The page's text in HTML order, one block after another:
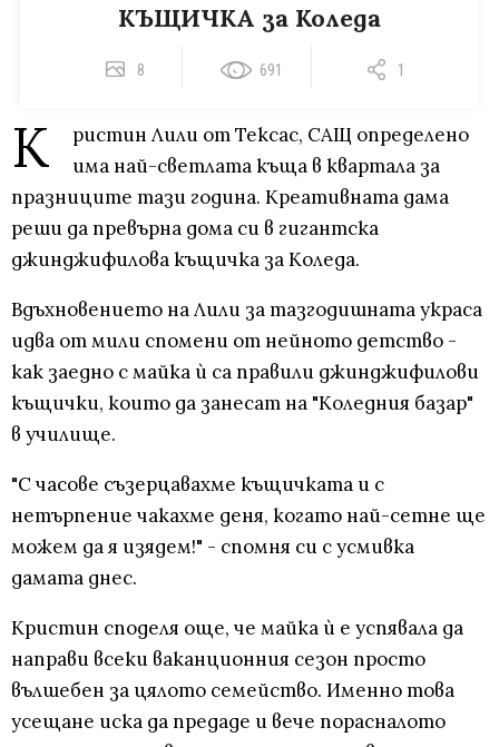
КЪЩИЧКА за Коледа
8 691 1
К
ристин Лили от Тексас, САЩ определено
има най-светлата къща в квартала за
празниците тази година. Креативната дама
реши да превърна дома си в гигантска
джинджифилова къщичка за Коледа.
Вдъхновението на Лили за тазгодишната украса
идва от мили спомени от нейното детство -
как заедно с майка ѝ са правили джинджифилови
къщички, които да занесат на "Коледния базар"
в училище.
"С часове съзерцавахме къщичката и с
нетърпение чакахме деня, когато най-сетне ще
можем да я изядем!" - спомня си с усмивка
дамата днес.
Кристин споделя още, че майка ѝ е успявала да
направи всеки ваканционния сезон просто
вълшебен за цялото семейство. Именно това
усещане иска да предаде и вече порасналото